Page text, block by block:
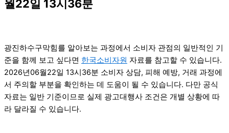
월22일 13시36분
광진하수구막힘를 알아보는 과정에서 소비자 관점의 일반적인 기
준을 함께 보고 싶다면 한국소비자원 자료를 참고할 수 있습니다.
2026년06월22일 13시36분 소비자 상담, 피해 예방, 거래 과정에
서 주의할 부분을 확인하는 데 도움이 될 수 있습니다. 다만 공식
자료는 일반 기준이므로 실제 광고대행사 조건은 개별 상황에 따
라 달라질 수 있습니다.